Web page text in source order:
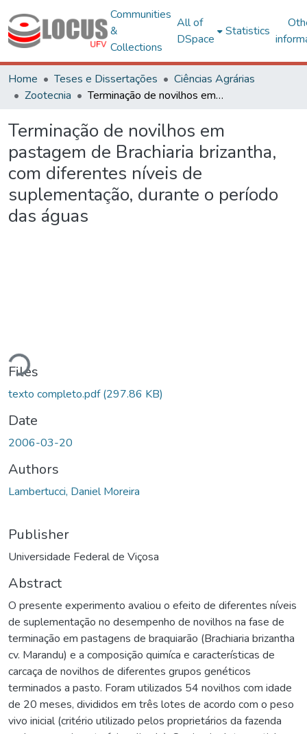
Communities
&
Collections
All of
DSpace
Statistics
Home Teses e Dissertações
Ciências Agrárias
Zootecnia
Terminação de novilhos em pastagem de Brachiaria brizantha, com diferentes níveis de suplementação, durante o período das águas
Terminação de novilhos em
pastagem de Brachiaria brizantha,
com diferentes níveis de
suplementação, durante o período
das águas
Loading...
Files
texto completo.pdf(297.86 KB)
Date
2006-03-20
Authors
Lambertucci, Daniel Moreira
Publisher
Universidade Federal de Viçosa
Abstract
O presente experimento avaliou o efeito de diferentes níveis
de suplementação no desempenho de novilhos na fase de
terminação em pastagens de braquiarão (Brachiaria brizantha
cv. Marandu) e a composição quimíca e características de
carcaça de novilhos de diferentes grupos genéticos
terminados a pasto. Foram utilizados 54 novilhos com idade
de 20 meses, divididos em três lotes de acordo com o peso
vivo inicial (critério utilizado pelos proprietários da fazenda